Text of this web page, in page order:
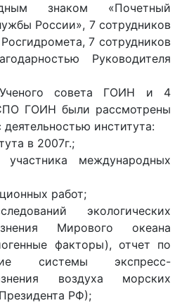
знаком «Почетный
России», 7 сотрудников
7 сотрудников
Руководителя
совета ГОИН и 4
ГОИН были рассмотрены
института:
в 2007г.;
международных
работ;
экологических
Мирового океана
факторы), отчет по
системы экспресс-
воздуха морских
РФ);